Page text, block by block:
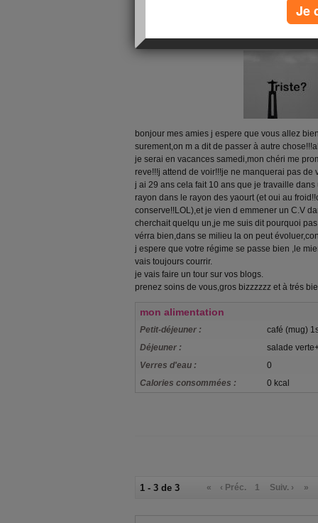
bonjour mes amies j espere que vous allez
surement,on m a dit de passer à autre
je serai en vacances samedi,mon chéri me
reve!!!j attend de voir!!!je ne manquerai pas de
j ai 29 ans cela fait 10 ans que je travaille
rayon dans le rayon des yaourt (et oui au
conserve!!LOL),et je vien d emmener un C.V
cherchait quelqu un,je me suis dit pourquoi
vérra bien,dans se milieu la on peut
j espere que votre régime se passe bien ,le
vais toujours courrir.
je vais faire un tour sur vos blogs.
prenez soins de vous,gros bizzzzzz et à trés
mon alimentation
Petit-déjeuner :
café (mug)
Déjeuner :
salade
Verres d'eau :
0
Calories consommées :
0 kcal
1 - 3 de 3 « ‹ Préc. 1 Suiv. › »
Je